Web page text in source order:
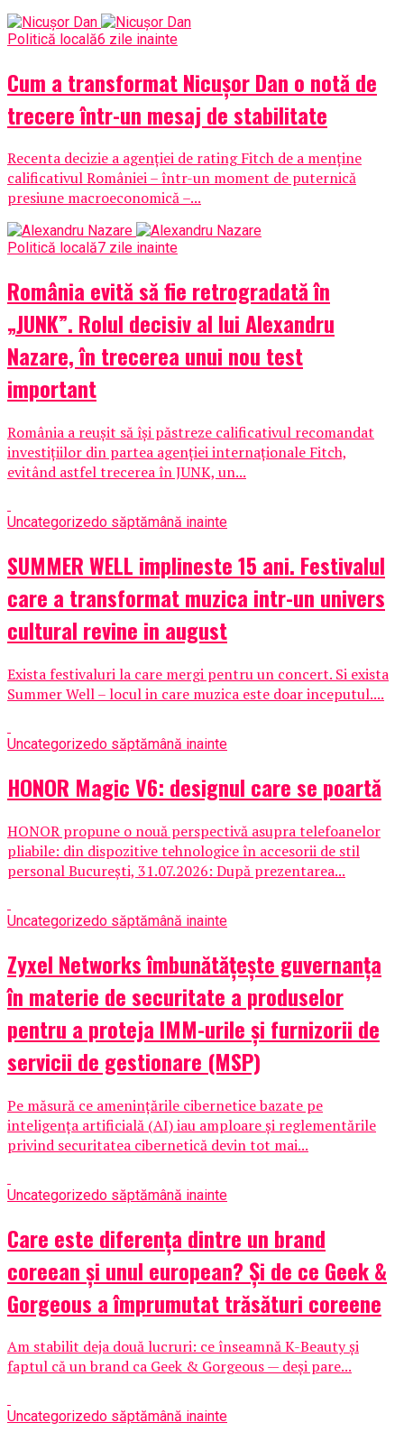
Politică locală6 zile inainte
Cum a transformat Nicușor Dan o notă de
trecere într-un mesaj de stabilitate
Recenta decizie a agenției de rating Fitch de a menține
calificativul României – într-un moment de puternică
presiune macroeconomică –...
Politică locală7 zile inainte
România evită să fie retrogradată în
„JUNK”. Rolul decisiv al lui Alexandru
Nazare, în trecerea unui nou test
important
România a reușit să își păstreze calificativul recomandat
investițiilor din partea agenției internaționale Fitch,
evitând astfel trecerea în JUNK, un...
Uncategorizedo săptămână inainte
SUMMER WELL implineste 15 ani. Festivalul
care a transformat muzica intr-un univers
cultural revine in august
Exista festivaluri la care mergi pentru un concert. Si exista
Summer Well – locul in care muzica este doar inceputul....
Uncategorizedo săptămână inainte
HONOR Magic V6: designul care se poartă
HONOR propune o nouă perspectivă asupra telefoanelor
pliabile: din dispozitive tehnologice în accesorii de stil
personal București, 31.07.2026: După prezentarea...
Uncategorizedo săptămână inainte
Zyxel Networks îmbunătățește guvernanța
în materie de securitate a produselor
pentru a proteja IMM-urile și furnizorii de
servicii de gestionare (MSP)
Pe măsură ce amenințările cibernetice bazate pe
inteligența artificială (AI) iau amploare și reglementările
privind securitatea cibernetică devin tot mai...
Uncategorizedo săptămână inainte
Care este diferența dintre un brand
coreean și unul european? Și de ce Geek &
Gorgeous a împrumutat trăsături coreene
Am stabilit deja două lucruri: ce înseamnă K-Beauty și
faptul că un brand ca Geek & Gorgeous — deși pare...
Uncategorizedo săptămână inainte